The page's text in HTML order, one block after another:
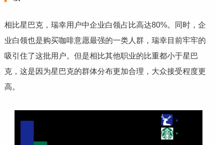
相比星巴克，瑞幸用户中企业白领占比高达80%。同时，企
业白领也是购买咖啡意愿最强的一类人群，瑞幸目前牢牢的
吸引住了这批用户。但是相比其他职业的比重都小于星巴
克，这是因为星巴克的群体分布更加合理，大众接受程度更
高。